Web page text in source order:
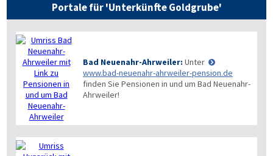
Portale für 'Unterkünfte Goldgrube'
Bad Neuenahr-Ahrweiler: Unter
www.bad-neuenahr-ahrweiler-pension.de
finden Sie Pensionen in und um Bad Neuenahr-
Ahrweiler!